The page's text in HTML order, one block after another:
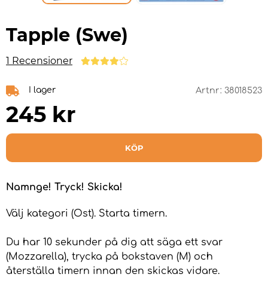
Tapple (Swe)
1 Recensioner
I lager Artnr: 38018523
245 kr
KÖP
Namnge! Tryck! Skicka!
Välj kategori (Ost). Starta timern.
Du har 10 sekunder på dig att säga ett svar
(Mozzarella), trycka på bokstaven (M) och
återställa timern innan den skickas vidare.